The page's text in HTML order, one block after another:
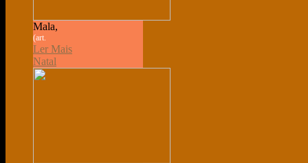
Mala,
(art.
Ler Mais
Natal